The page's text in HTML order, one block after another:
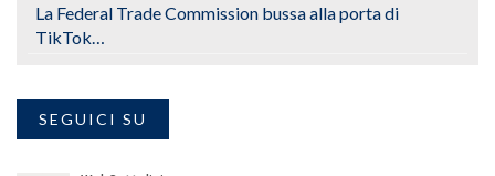
La Federal Trade Commission bussa alla porta di
TikTok…
SEGUICI SU